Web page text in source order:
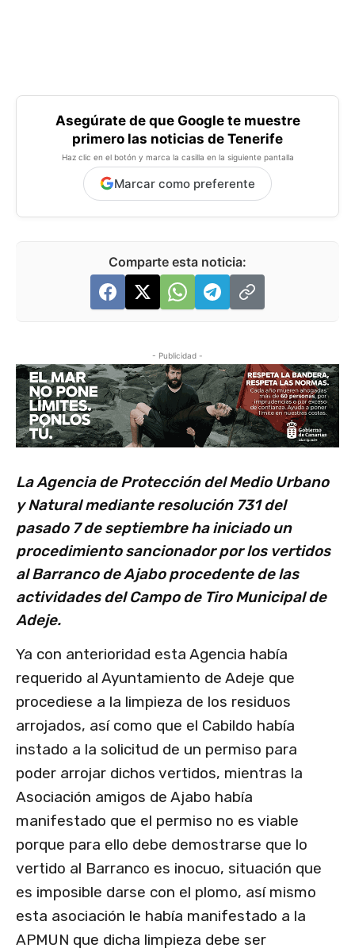
Asegúrate de que Google te muestre
primero las noticias de Tenerife
Haz clic en el botón y marca la casilla en la siguiente pantalla
Marcar como preferente
Comparte esta noticia:
- Publicidad -
La Agencia de Protección del Medio Urbano
y Natural mediante resolución 731 del
pasado 7 de septiembre ha iniciado un
procedimiento sancionador por los vertidos
al Barranco de Ajabo procedente de las
actividades del Campo de Tiro Municipal de
Adeje.
Ya con anterioridad esta Agencia había
requerido al Ayuntamiento de Adeje que
procediese a la limpieza de los residuos
arrojados, así como que el Cabildo había
instado a la solicitud de un permiso para
poder arrojar dichos vertidos, mientras la
Asociación amigos de Ajabo había
manifestado que el permiso no es viable
porque para ello debe demostrarse que lo
vertido al Barranco es inocuo, situación que
es imposible darse con el plomo, así mismo
esta asociación le había manifestado a la
APMUN que dicha limpieza debe ser